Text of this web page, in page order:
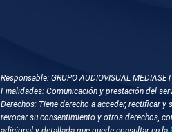
Responsable: GRUPO AUDIOVISUAL
Finalidades: Comunicación y prestación del
Derechos: Tiene derecho a acceder, rectificar
revocar su consentimiento y otros derechos,
6. RECURSOS
8. RECURSOS Y